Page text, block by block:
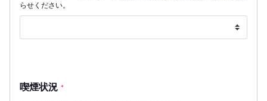
らせください。
喫煙状況 *